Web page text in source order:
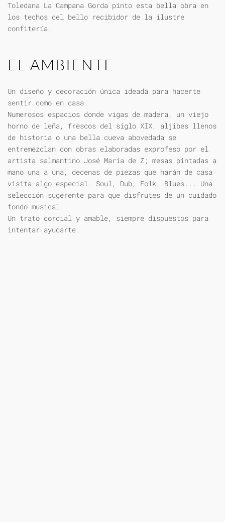
Toledana La Campana Gorda pinto esta bella obra en
los techos del bello recibidor de la ilustre
confitería.
EL AMBIENTE
Un diseño y decoración única ideada para hacerte
sentir como en casa.
Numerosos espacios donde vigas de madera, un viejo
horno de leña, frescos del siglo XIX, aljibes llenos
de historia o una bella cueva abovedada se
entremezclan con obras elaboradas exprofeso por el
artista salmantino José María de Z; mesas pintadas a
mano una a una, decenas de piezas que harán de casa
visita algo especial. Soul, Dub, Folk, Blues... Una
selección sugerente para que disfrutes de un cuidado
fondo musical.
Un trato cordial y amable, siempre dispuestos para
intentar ayudarte.